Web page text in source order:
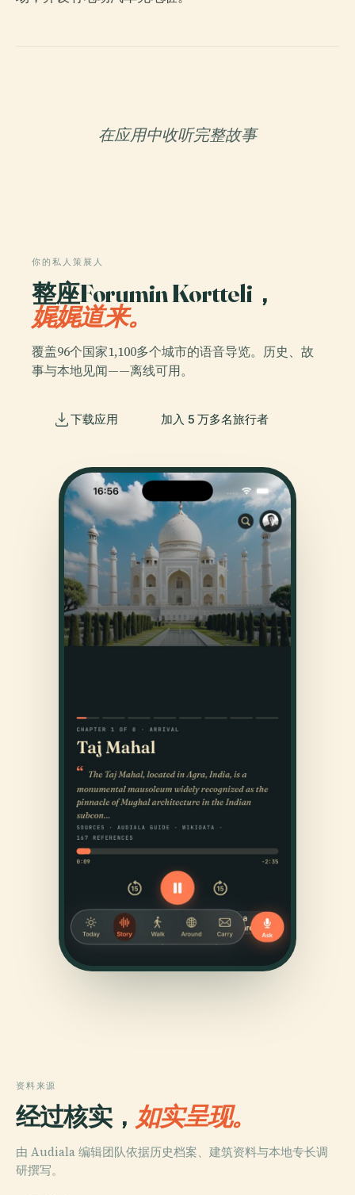
在应用中收听完整故事
你的私人策展人
整座Forumin Kortteli，
娓娓道来。
覆盖96个国家1,100多个城市的语音导览。历史、故
事与本地见闻——离线可用。
下载应用 加入 5 万多名旅行者
资料来源
经过核实， 如实呈现。
由 Audiala 编辑团队依据历史档案、建筑资料与本地专长调
研撰写。